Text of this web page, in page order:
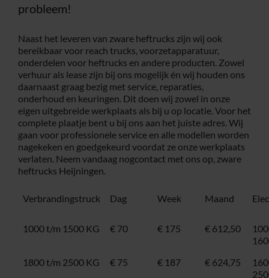
probleem!
Naast het leveren van zware heftrucks zijn wij ook
bereikbaar voor reach trucks, voorzetapparatuur,
onderdelen voor heftrucks en andere producten. Zowel
verhuur als lease zijn bij ons mogelijk én wij houden ons
daarnaast graag bezig met service, reparaties,
onderhoud en keuringen. Dit doen wij zowel in onze
eigen uitgebreide werkplaats als bij u op locatie. Voor het
complete plaatje bent u bij ons aan het juiste adres. Wij
gaan voor professionele service en alle modellen worden
nagekeken en goedgekeurd voordat ze onze werkplaats
verlaten. Neem vandaag nogcontact met ons op, zware
heftrucks Heijningen.
Verbrandingstruck Dag Week Maand
1000 t/m 1500 KG € 70 € 175 € 612,50
1800 t/m 2500 KG
€ 75 € 187 € 624,75